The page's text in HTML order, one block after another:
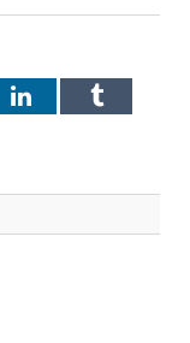
LinkedInTumblr